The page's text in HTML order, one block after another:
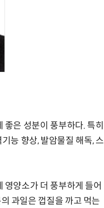
은 성분이 풍부하다. 특히
능 향상, 발암물질 해독, 스
양소가 더 풍부하게 들어
과일은 껍질을 까고 먹는